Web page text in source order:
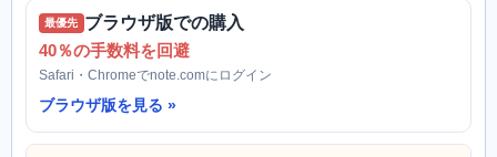
最優先
ブラウザ版での購入
40％の手数料を回避
Safari・Chromeでnote.comにログイン
ブラウザ版を見る